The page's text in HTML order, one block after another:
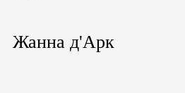
Жанна д'Арк